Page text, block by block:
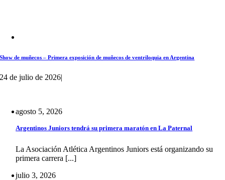
Show de muñecos – Primera exposición de muñecos de ventriloquia en Argentina
24 de julio de 2026|
agosto 5, 2026
Argentinos Juniors tendrá su primera maratón en La Paternal
La Asociación Atlética Argentinos Juniors está organizando su
primera carrera [...]
julio 3, 2026